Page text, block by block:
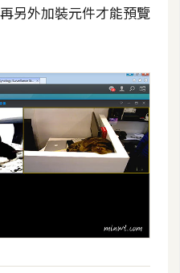
另外加裝元件才能預覽